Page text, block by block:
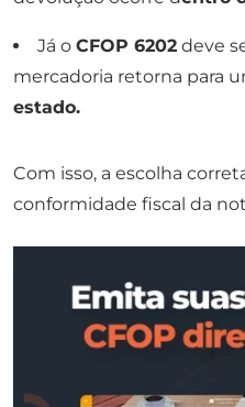
Já o CFOP 6202 deve
mercadoria retorna para
estado.
Com isso, a escolha
conformidade fiscal da